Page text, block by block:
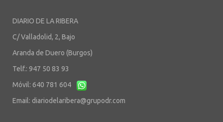
DIARIO DE LA RIBERA
C/ Valladolid, 2, Bajo
Aranda de Duero (Burgos)
Telf.: 947 50 83 93
Móvil: 640 781 604
Email: diariodelaribera@grupodr.com